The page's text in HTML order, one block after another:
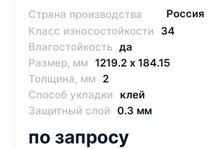
Страна производства
Россия
Класс износостойкости
34
Влагостойкость да
Размер, мм 1219.2 х 184.15
Толщина, мм
2
Способ укладки
клей
Защитный слой 0.3 мм
по запросу